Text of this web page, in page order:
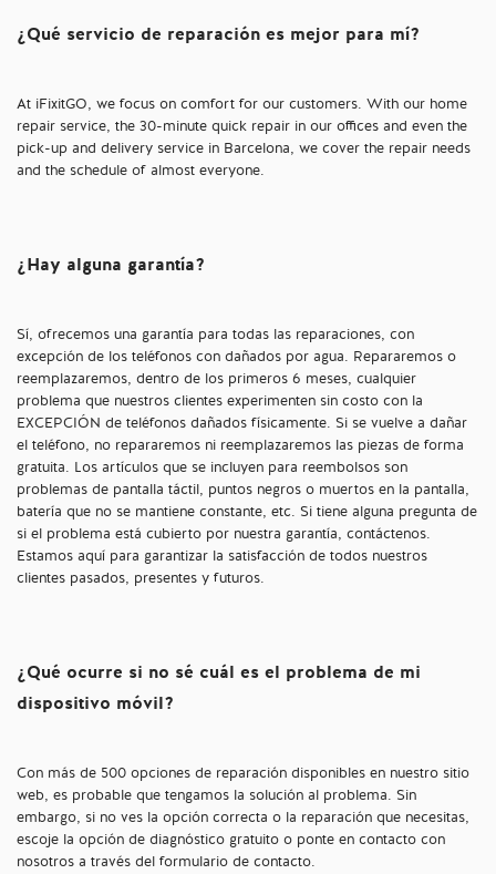
¿Qué servicio de reparación es mejor para mí?
At iFixitGO, we focus on comfort for our customers. With our home
repair service, the 30-minute quick repair in our offices and even the
pick-up and delivery service in Barcelona, we cover the repair needs
and the schedule of almost everyone.
¿Hay alguna garantía?
Sí, ofrecemos una garantía para todas las reparaciones, con
excepción de los teléfonos con dañados por agua. Repararemos o
reemplazaremos, dentro de los primeros 6 meses, cualquier
problema que nuestros clientes experimenten sin costo con la
EXCEPCIÓN de teléfonos dañados físicamente. Si se vuelve a dañar
el teléfono, no repararemos ni reemplazaremos las piezas de forma
gratuita. Los artículos que se incluyen para reembolsos son
problemas de pantalla táctil, puntos negros o muertos en la pantalla,
batería que no se mantiene constante, etc. Si tiene alguna pregunta de
si el problema está cubierto por nuestra garantía, contáctenos.
Estamos aquí para garantizar la satisfacción de todos nuestros
clientes pasados, presentes y futuros.
¿Qué ocurre si no sé cuál es el problema de mi
dispositivo móvil?
Con más de 500 opciones de reparación disponibles en nuestro sitio
web, es probable que tengamos la solución al problema. Sin
embargo, si no ves la opción correcta o la reparación que necesitas,
escoje la opción de diagnóstico gratuito o ponte en contacto con
nosotros a través del formulario de contacto.